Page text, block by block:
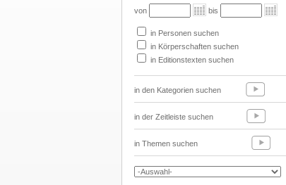
von bis
in Personen suchen
in Körperschaften suchen
in Editionstexten suchen
in den Kategorien suchen
in der Zeitleiste suchen
in Themen suchen